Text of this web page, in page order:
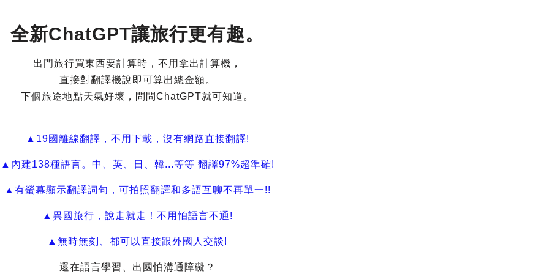
全新ChatGPT讓旅行更有趣。
出門旅行買東西要計算時，不用拿出計算機，
直接對翻譯機說即可算出總金額。
下個旅途地點天氣好壞，問問ChatGPT就可知道。
▲19國離線翻譯，不用下載，沒有網路直接翻譯!
▲內建138種語言。中、英、日、韓...等等 翻譯97%超準確!
▲有螢幕顯示翻譯詞句，可拍照翻譯和多語互聊不再單一!!
▲異國旅行，說走就走！不用怕語言不通!
▲無時無刻、都可以直接跟外國人交談!
還在語言學習、出國怕溝通障礙？